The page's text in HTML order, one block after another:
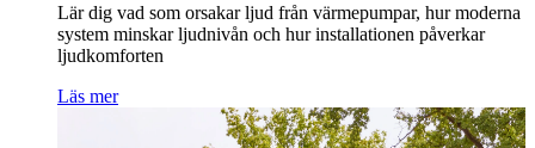
Lär dig vad som orsakar ljud från värmepumpar, hur moderna
system minskar ljudnivån och hur installationen påverkar
ljudkomforten
Läs mer